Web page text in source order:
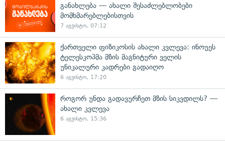
განახლება — ახალი შესაძლებლობები
მომხმარებლებისთვის
7 აგვისტო, 07:12
ქართველი ფიზიკოსის ახალი კვლევა: ინოუეს
ტელესკოპმა მზის მაგნიტური ველის
უნიკალური კადრები გადაიღო
6 აგვისტო, 17:20
როგორ უნდა გადავურჩეთ მზის სიკვდილს? —
ახალი კვლევა
6 აგვისტო, 15:36